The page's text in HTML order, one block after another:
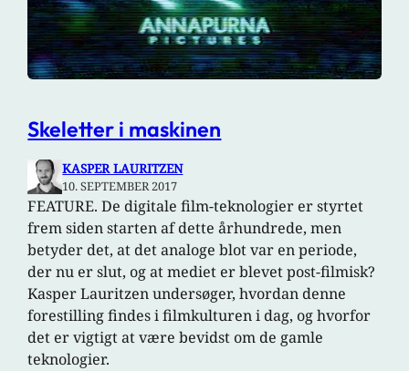
Skeletter i maskinen
KASPER LAURITZEN
10. SEPTEMBER 2017
FEATURE. De digitale film-teknologier er styrtet
frem siden starten af dette århundrede, men
betyder det, at det analoge blot var en periode,
der nu er slut, og at mediet er blevet post-filmisk?
Kasper Lauritzen undersøger, hvordan denne
forestilling findes i filmkulturen i dag, og hvorfor
det er vigtigt at være bevidst om de gamle
teknologier.